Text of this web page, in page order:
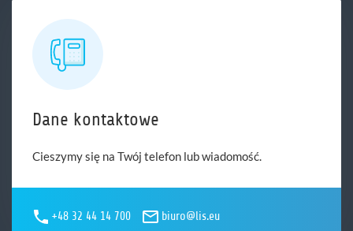
Dane kontaktowe
Cieszymy się na Twój telefon lub wiadomość.
+48 32 44 14 700 biuro@lis.eu